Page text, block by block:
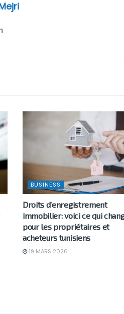
BUSINESS
Droits d’enregistrement
immobilier: voici ce qui
pour les propriétaires et
acheteurs tunisiens
19 MARS 2026